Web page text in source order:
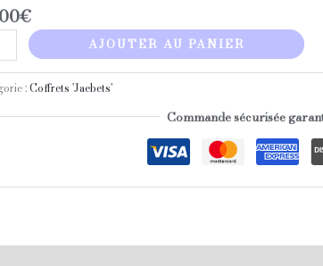
€
AJOUTER AU PANIER
:Coffrets 'Jaebets'
Commande sécurisée